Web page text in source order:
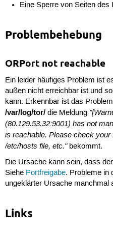
Eine Sperre von Seiten des
Problembehebung
ORPort not reachable
Ein leider häufiges Problem ist
außen nicht erreichbar ist und
kann. Erkennbar ist das
/var/log/tor/die Meldung
(80.129.53.32:9001) has not
is reachable. Please check
/etc/hosts file, etc."bekommt.
Die Ursache kann sein, dass
Siehe Portfreigabe. Probleme in
ungeklärter Ursache manchmal
Links